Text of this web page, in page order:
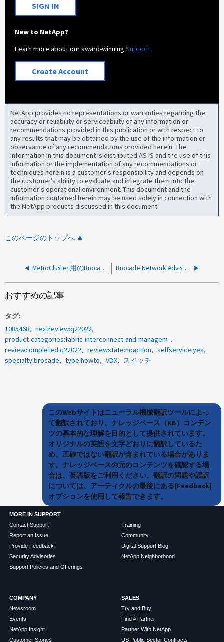
SIGN IN
New to NetApp?
Learn more about our award-winningSupport
Create Account
NetApp provides no representations or warranties regarding the
accuracy or reliability or serviceability of any information or
recommendations provided in this publication or with respect to
any results that may be obtained by the use of the information or
observance of any recommendations provided herein. The
information in this document is distributed AS IS and the use of this
information or the implementation of any recommendations or
techniques herein is a customer's responsibility and depends on
the customer's ability to evaluate and integrate them into the
customer's operational environment. This document and the
information contained herein may be used solely in connection with
the NetApp products discussed in this document.
このページのトップへ
MetroCluster 用のBrocadeスイッチファームウェアをアップグレードまたはダウングレードする方法 Brocade Network Advisor （ BNA ）を使用してさまざまなタイプの「サポート保存」を収集する方法
おすすめの記事
タグ
1085468
nextreview:q22022
product-categories:fabric-interconnect-and-management-switches
reviewcompleted:q22022
reviewstate:noaction
selfservice:yes
specialty:brocade
type:howto VDX スイッチ
このWebサイトはニューラル機械翻訳ツールによっ
て翻訳されており、ナレッジベース（KB）コンテン
ツの基本的な理解を目的として提供されています。
オリジナルの英語を文字どおりに翻訳しているた
め、正確ではない翻訳が含まれている場合がありま
す。ナレッジベースの元のコンテンツを確認する場
合は、英語版をご利用ください。翻訳の問題や誤訳
については、アーティクルの最後にある[Feedback]
オプションを使用して報告できます。
MORE IN SUPPORT
Contact Support
Report an Issue
Provide Feedback
Security Advisories
Support Policies and Offerings
Training
Community
Digital Support Blog
NetApp Neighborhood
COMPANY
Newsroom
Events
NetApp Insight
Customer Stories
SALES
Try and Buy
Find A Partner
Partner With NetApp
US Public Sector Contracts